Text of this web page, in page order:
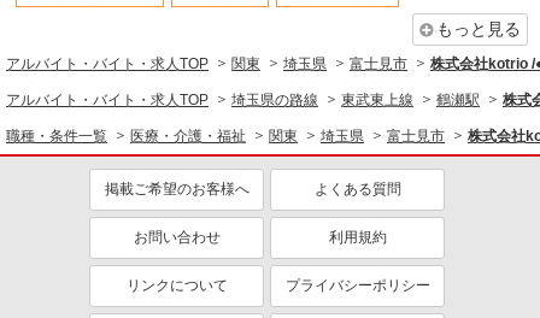
資格取得支援制度あり
医療・介護・福祉
看護師・保健師・看護助手・助産師
同じ特徴から求人を探す
未経験歓迎
ミドル（40代～）活躍中
ボーナス・賞与あり
車通勤OK
社会保険あり
もっと見る
アルバイト・バイト・求人TOP 関東 埼玉県 富士見市 株式会社kotrio /
アルバイト・バイト・求人TOP 埼玉県の路線 東武東上線 鶴瀬駅 株式
職種・条件一覧 医療・介護・福祉 関東 埼玉県 富士見市 株式会社
掲載ご希望のお客様へ よくある質問
お問い合わせ 利用規約
リンクについて プライバシーポリシー